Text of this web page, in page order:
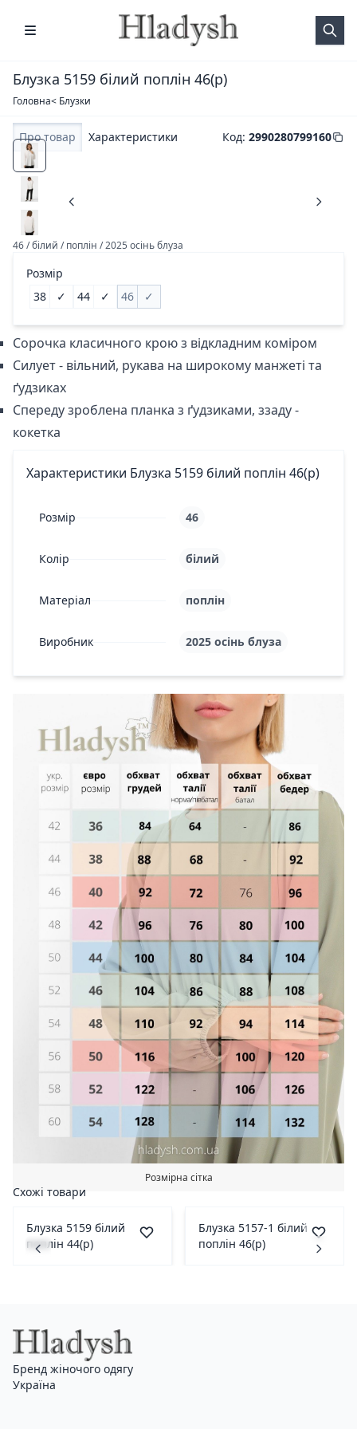
Блузка 5159 білий поплін 46(р)
Головна< Блузки
Про товар Характеристики Код: 2990280799160
46 / білий / поплін / 2025 осінь блуза
Розмір
38
✓ 44 ✓ 46 ✓
Сорочка класичного крою з відкладним коміром
Силует - вільний, рукава на широкому манжеті та
ґудзиках
Спереду зроблена планка з ґудзиками, ззаду -
кокетка
Характеристики Блузка 5159 білий поплін 46(р)
Розмір 46
Колір білий
Матеріал поплін
Виробник 2025 осінь блуза
Розмірна сітка
Схожі товари
Блузка 5159 білий
поплін 44(р)
Блузка 5157-1 білий
поплін 46(р)
Бренд жіночого одягу
Україна